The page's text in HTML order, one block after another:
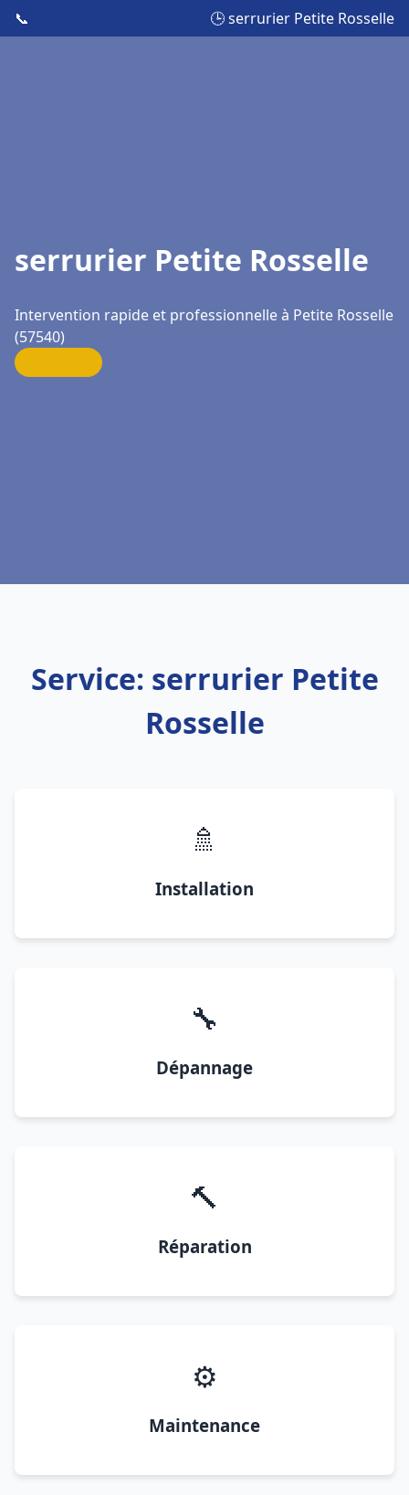
📞 🕒 serrurier Petite Rosselle
serrurier Petite Rosselle
Intervention rapide et professionnelle à Petite Rosselle
(57540)
Service: serrurier Petite
Rosselle
🚿
Installation
🔧
Dépannage
🔨
Réparation
⚙️
Maintenance